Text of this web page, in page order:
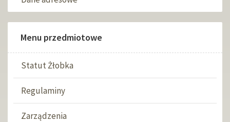
Menu przedmiotowe
Statut Żłobka
Regulaminy
Zarządzenia